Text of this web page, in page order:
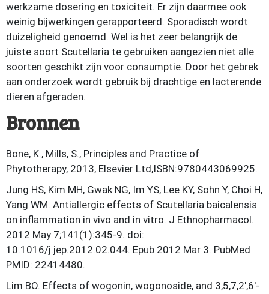
werkzame dosering en toxiciteit. Er zijn daarmee ook
weinig bijwerkingen gerapporteerd. Sporadisch wordt
duizeligheid genoemd. Wel is het zeer belangrijk de
juiste soort Scutellaria te gebruiken aangezien niet alle
soorten geschikt zijn voor consumptie. Door het gebrek
aan onderzoek wordt gebruik bij drachtige en lacterende
dieren afgeraden.
Bronnen
Bone, K., Mills, S., Principles and Practice of
Phytotherapy, 2013, Elsevier Ltd,ISBN:9780443069925.
Jung HS, Kim MH, Gwak NG, Im YS, Lee KY, Sohn Y, Choi H,
Yang WM. Antiallergic effects of Scutellaria baicalensis
on inflammation in vivo and in vitro. J Ethnopharmacol.
2012 May 7;141(1):345-9. doi:
10.1016/j.jep.2012.02.044. Epub 2012 Mar 3. PubMed
PMID: 22414480.
Lim BO. Effects of wogonin, wogonoside, and 3,5,7,2′,6′-